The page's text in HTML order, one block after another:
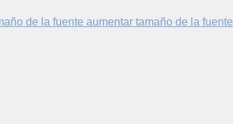
aumentar tamaño de la fuente